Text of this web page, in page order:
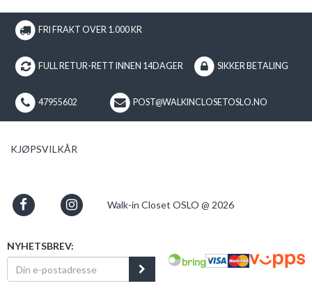
FRI FRAKT OVER 1.000 KR
FULL RETUR-RETT INNEN 14DAGER SIKKER BETALING
47955602 POST@WALKINCLOSETOSLO.NO
KJØPSVILKÅR
Walk-in Closet OSLO @ 2026
NYHETSBREV: